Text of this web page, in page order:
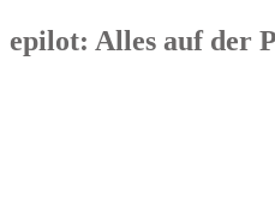
epilot: Alles auf der